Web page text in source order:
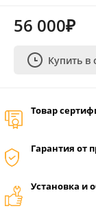
56 000₽
Купить в
Товар
Гарантия от
Установка и